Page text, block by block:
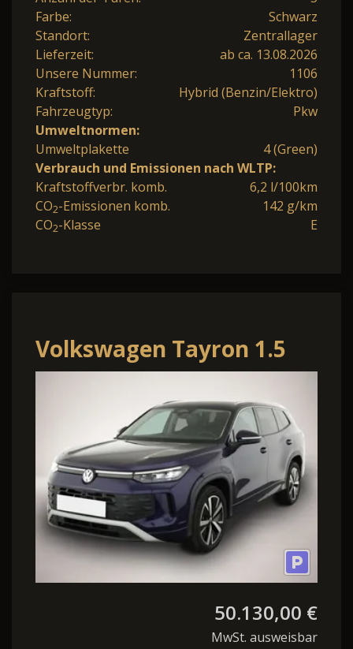
Farbe:
Schwarz
Standort:
Zentrallager
Lieferzeit:
ab ca. 13.08.2026
Unsere Nummer:
1106
Kraftstoff:
Hybrid (Benzin/Elektro)
Fahrzeugtyp:
Pkw
Umweltnormen:
Umweltplakette
4 (Green)
Verbrauch und Emissionen nach WLTP:
Kraftstoffverbr. komb.
6,2 l/100km
CO2-Emissionen komb.
142 g/km
CO2-Klasse E
Volkswagen Tayron 1.5
eHybrid Life, AHK,
AreaView, Side, Na
50.130,00 €
MwSt. ausweisbar